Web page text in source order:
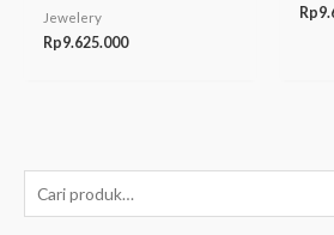
e
Jewelery
Rp9.625.000
Rp